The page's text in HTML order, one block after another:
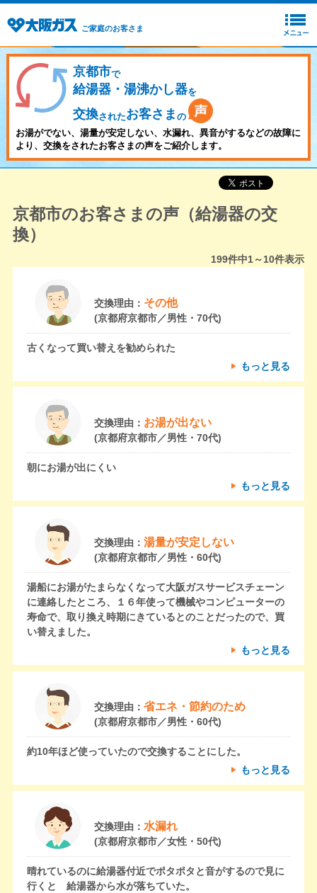
ご家庭のお客さま
京都市で
給湯器・湯沸かし器を
交換されたお客さま の
お湯がでない、湯量が安定しない、水漏れ、異音がするなどの故障に
より、交換をされたお客さまの声をご紹介します。
京都市のお客さまの声（給湯器の交
換）
199件中1～10件表示
交換理由： その他
(京都府京都市／男性・70代)
古くなって買い替えを勧められた
もっと見る
交換理由： お湯が出ない
(京都府京都市／男性・70代)
朝にお湯が出にくい
もっと見る
交換理由： 湯量が安定しない
(京都府京都市／男性・60代)
湯船にお湯がたまらなくなって大阪ガスサービスチェーン
に連絡したところ、１６年使って機械やコンピューターの
寿命で、取り換え時期にきているとのことだったので、買
い替えました。
もっと見る
交換理由： 省エネ・節約のため
(京都府京都市／男性・60代)
約10年ほど使っていたので交換することにした。
もっと見る
交換理由： 水漏れ
(京都府京都市／女性・50代)
晴れているのに給湯器付近でポタポタと音がするので見に
行くと 給湯器から水が落ちていた。